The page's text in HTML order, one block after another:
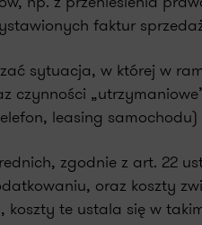
faktur
sytuacja, w której w
czynności
leasing
zgodnie z art. 22
oraz koszty
, koszty te ustala się w